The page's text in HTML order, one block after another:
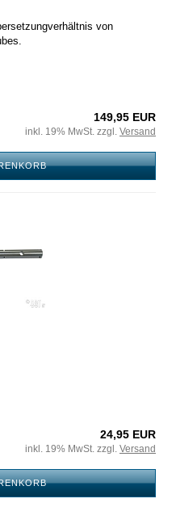
von
149,95 EUR
inkl. 19% MwSt. zzgl. Versand
24,95 EUR
inkl. 19% MwSt. zzgl. Versand